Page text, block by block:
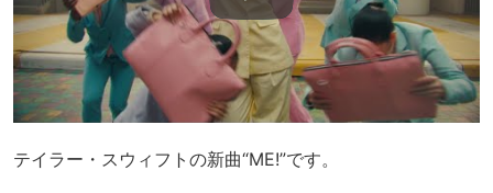
テイラー・スウィフトの新曲“ME!”です。